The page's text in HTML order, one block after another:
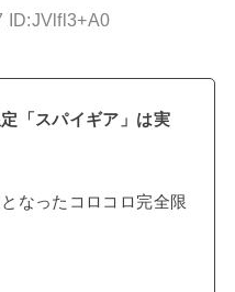
ID:JVlfl3+A0
「スパイギア」は実
なったコロコロ完全限